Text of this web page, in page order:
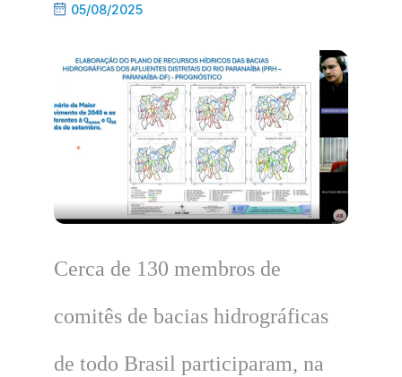
05/08/2025
Cerca de 130 membros de
comitês de bacias hidrográficas
de todo Brasil participaram, na